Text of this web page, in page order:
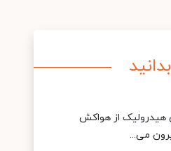
بدانید
هیدرولیک از هواکش
می...